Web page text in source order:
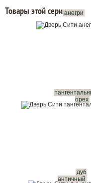
Товары этой серии:анегри
орех
дуб
античный